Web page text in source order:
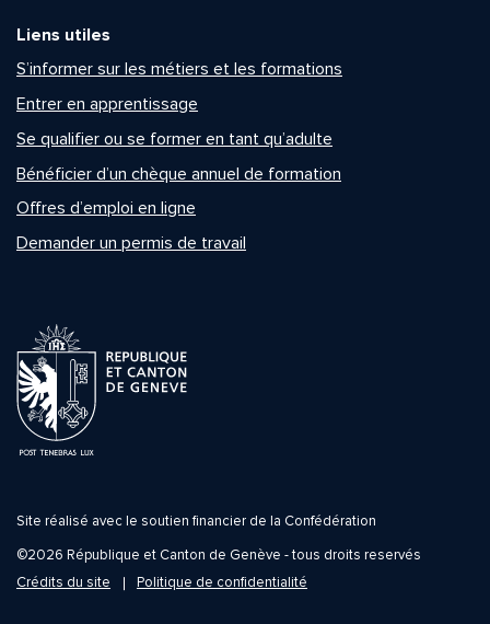
Liens utiles
S’informer sur les métiers et les formations
Entrer en apprentissage
Se qualifier ou se former en tant qu’adulte
Bénéficier d’un chèque annuel de formation
Offres d’emploi en ligne
Demander un permis de travail
Site réalisé avec le soutien financier de la Confédération
©2026 République et Canton de Genève - tous droits reservés
Crédits du site
Politique de confidentialité